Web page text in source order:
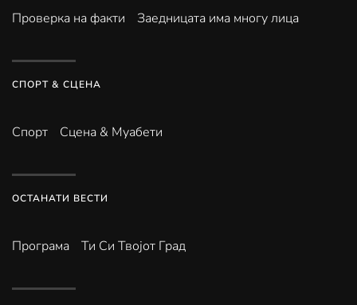
Проверка на факти
Заедницата има многу лица
СПОРТ & СЦЕНА
Спорт Сцена & Муабети
ОСТАНАТИ ВЕСТИ
Програма Ти Си Твојот Град